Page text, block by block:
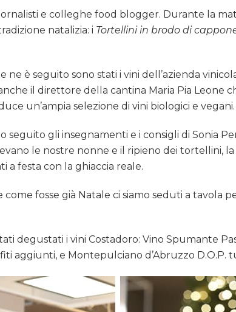
e colleghe food blogger. Durante la
natalizia: i Tortellini in brodo di
è seguito sono stati i vini dell’azienda
il direttore della cantina Maria Pia Leone
un’ampia selezione di vini biologici e vegani.
gli insegnamenti e i consigli di Sonia
le nostre nonne e il ripieno dei tortellini,
a festa con la ghiaccia reale.
fosse già Natale ci siamo seduti a tavola
degustati i vini Costadoro: Vino Spumante
aggiunti, e Montepulciano d’Abruzzo